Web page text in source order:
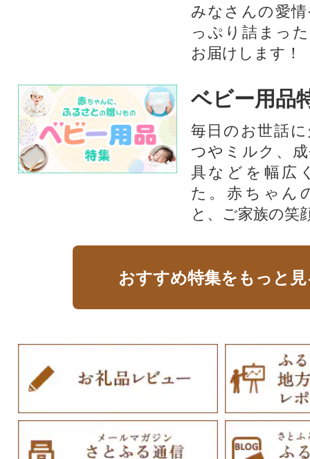
みなさんの愛
っぷり詰まっ
お届けします！
ベビー用品
毎日のお世話
つやミルク、
具などを幅広
た。赤ちゃん
と、ご家族の笑
おすすめ特集をもっと